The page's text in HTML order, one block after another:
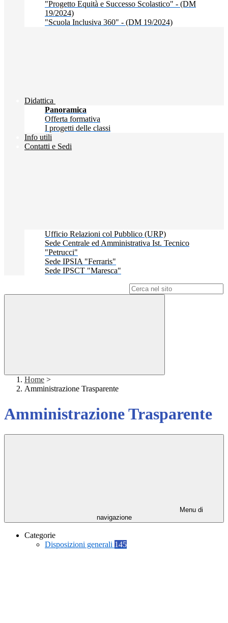
"Progetto Equità e Successo Scolastico" - (DM
19/2024)
"Scuola Inclusiva 360" - (DM 19/2024)
Didattica
Panoramica
Offerta formativa
I progetti delle classi
Info utili
Contatti e Sedi
Ufficio Relazioni col Pubblico (URP)
Sede Centrale ed Amministrativa Ist. Tecnico
"Petrucci"
Sede IPSIA "Ferraris"
Sede IPSCT "Maresca"
Home >
Amministrazione Trasparente
Amministrazione Trasparente
Menu di
navigazione
Categorie
Disposizioni generali 145